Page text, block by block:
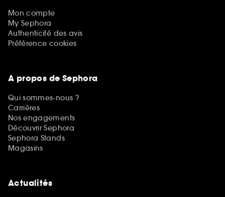
Mon compte
My Sephora
Authenticité des avis
Préférence cookies
A propos de Sephora
Qui sommes-nous ?
Carrières
Nos engagements
Découvrir Sephora
Sephora Stands
Magasins
Actualités